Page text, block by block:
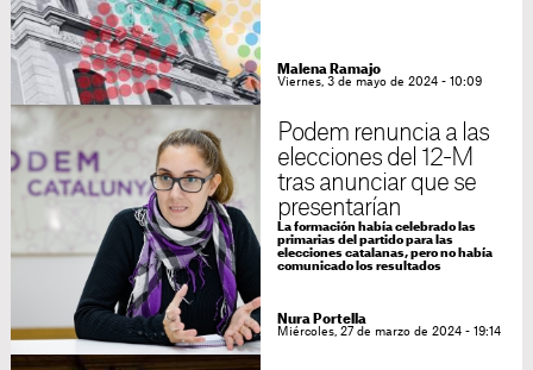
Malena Ramajo
Viernes, 3 de mayo de 2024 - 10:09
Podem renuncia a las
elecciones del 12-M
tras anunciar que se
presentarían
La formación había celebrado las
primarias del partido para las
elecciones catalanas, pero no había
comunicado los resultados
Nura Portella
Miércoles, 27 de marzo de 2024 - 19:14